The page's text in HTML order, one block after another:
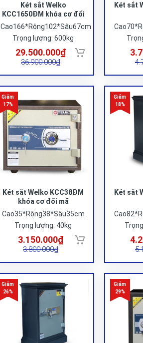
Két sắt Welko
KCC1650ĐM khóa cơ đổi
mã
Cao166*Rộng102*Sâu67cm
Trọng lượng: 600kg
29.500.000₫
36.900.000₫
Két sắt
Két sắt Welko KCC38ĐM
khóa cơ đổi mã
Cao35*Rộng38*Sâu35cm
Trọng lượng: 40kg
3.150.000₫
3.800.000₫
Két sắt